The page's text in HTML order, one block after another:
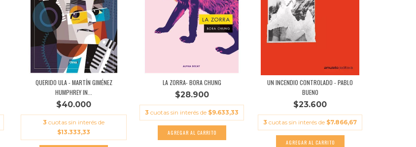
QUERIDO ULA - MARTÍN GIMÉNEZ
HUMPHREY IN...
$40.000
3 cuotas sin interés de
$13.333,33
LA ZORRA- BORA CHUNG
$28.900
3 cuotas sin interés de $9.633,33
UN INCENDIO CONTROLADO - PABLO
BUENO
$23.600
3 cuotas sin interés de $7.866,67